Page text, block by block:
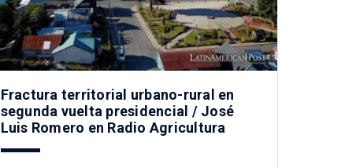
Fractura territorial urbano-rural en
segunda vuelta presidencial / José
Luis Romero en Radio Agricultura